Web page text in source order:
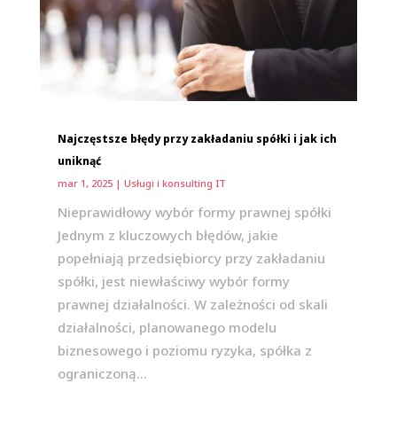
Najczęstsze błędy przy zakładaniu spółki i jak ich
uniknąć
mar 1, 2025| Usługi i konsulting IT
Nieprawidłowy wybór formy prawnej spółki
Jednym z kluczowych błędów, jakie
popełniają przedsiębiorcy przy zakładaniu
spółki, jest niewłaściwy wybór formy
prawnej działalności. W zależności od skali
działalności, planowanego modelu
biznesowego i poziomu ryzyka, spółka z
ograniczoną...